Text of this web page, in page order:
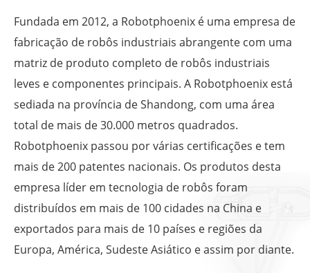
Fundada em 2012, a Robotphoenix é uma empresa de
fabricação de robôs industriais abrangente com uma
matriz de produto completo de robôs industriais
leves e componentes principais. A Robotphoenix está
sediada na província de Shandong, com uma área
total de mais de 30.000 metros quadrados.
Robotphoenix passou por várias certificações e tem
mais de 200 patentes nacionais. Os produtos desta
empresa líder em tecnologia de robôs foram
distribuídos em mais de 100 cidades na China e
exportados para mais de 10 países e regiões da
Europa, América, Sudeste Asiático e assim por diante.